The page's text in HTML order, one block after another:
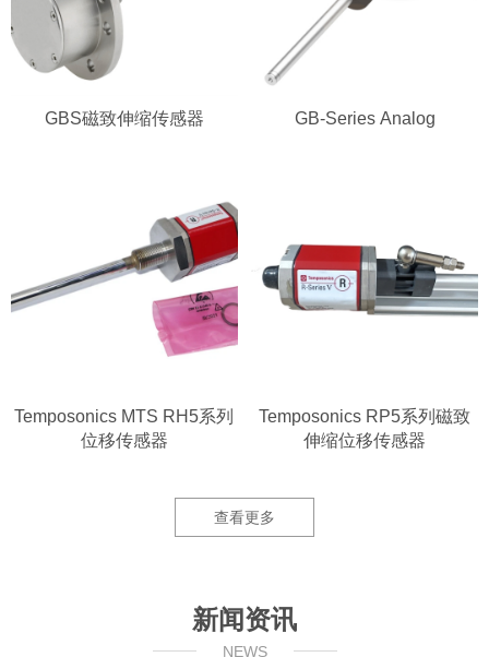
GBS磁致伸缩传感器 GB-Series Analog
Temposonics MTS RH5系列
位移传感器
Temposonics RP5系列磁致
伸缩位移传感器
查看更多
新闻资讯
NEWS